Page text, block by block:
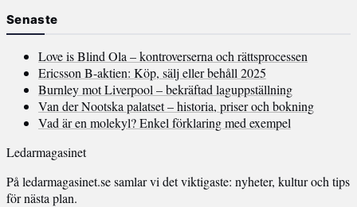
Senaste
Love is Blind Ola – kontroverserna och rättsprocessen
Ericsson B-aktien: Köp, sälj eller behåll 2025
Burnley mot Liverpool – bekräftad laguppställning
Van der Nootska palatset – historia, priser och bokning
Vad är en molekyl? Enkel förklaring med exempel
Ledarmagasinet
På ledarmagasinet.se samlar vi det viktigaste: nyheter, kultur och tips
för nästa plan.